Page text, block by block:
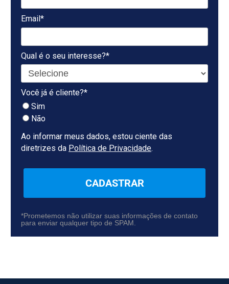
Email*
Qual é o seu interesse?*
Você já é cliente?*
Sim
Não
Ao informar meus dados, estou ciente das
diretrizes da Política de Privacidade.
CADASTRAR
*Prometemos não utilizar suas informações de contato
para enviar qualquer tipo de SPAM.